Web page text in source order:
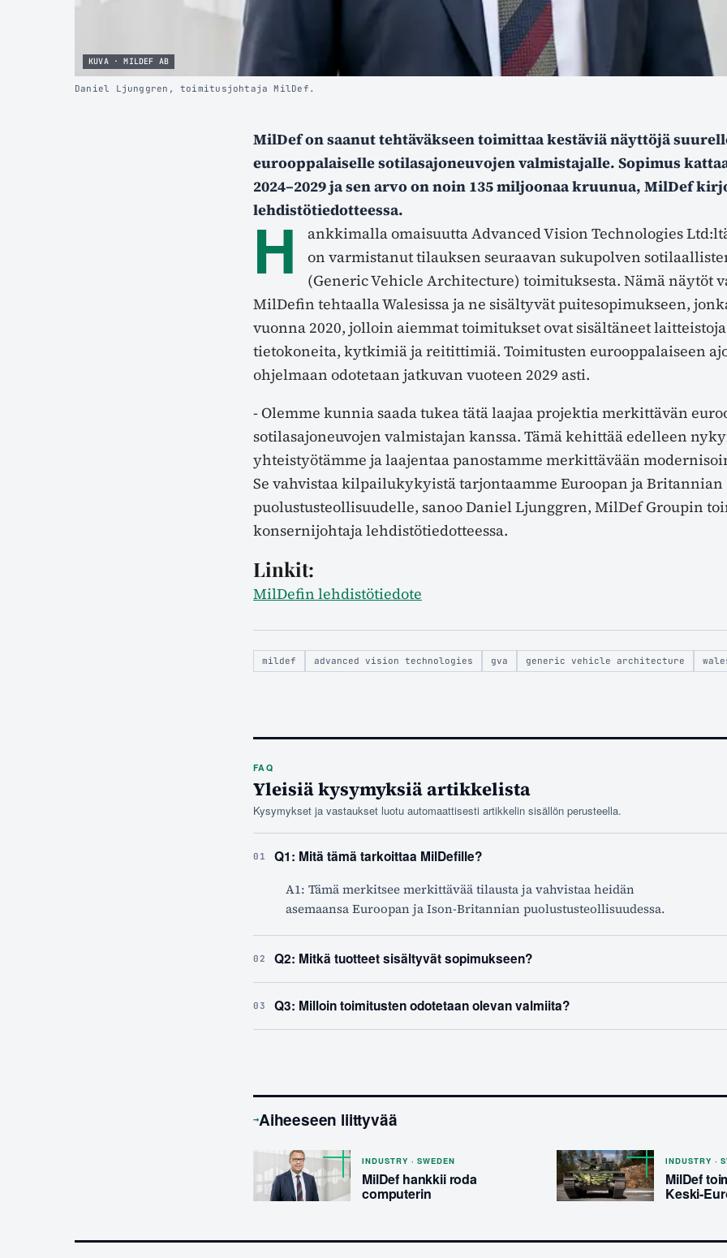
KUVA · MILDEF AB
Daniel Ljunggren, toimitusjohtaja MilDef.
MilDef on saanut tehtäväkseen toimittaa kestäviä näyttöjä
eurooppalaiselle sotilasajoneuvojen valmistajalle. Sopimus
2024–2029 ja sen arvo on noin 135 miljoonaa kruunua, MilDef
lehdistötiedotteessa.
H
ankkimalla omaisuutta Advanced Vision Technologies
on varmistanut tilauksen seuraavan sukupolven
(Generic Vehicle Architecture) toimituksesta. Nämä näytöt
MilDefin tehtaalla Walesissa ja ne sisältyvät puitesopimukseen,
vuonna 2020, jolloin aiemmat toimitukset ovat sisältäneet
tietokoneita, kytkimiä ja reitittimiä. Toimitusten eurooppalaiseen
ohjelmaan odotetaan jatkuvan vuoteen 2029 asti.
- Olemme kunnia saada tukea tätä laajaa projektia merkittävän
sotilasajoneuvojen valmistajan kanssa. Tämä kehittää edelleen
yhteistyötämme ja laajentaa panostamme merkittävään
Se vahvistaa kilpailukykyistä tarjontaamme Euroopan ja Britannian
puolustusteollisuudelle, sanoo Daniel Ljunggren, MilDef Groupin
konsernijohtaja lehdistötiedotteessa.
Linkit:
MilDefin lehdistötiedote
mildef advanced vision technologies gva generic vehicle architecture
FAQ
Yleisiä kysymyksiä artikkelista
Kysymykset ja vastaukset luotu automaattisesti artikkelin sisällön perusteella.
01 Q1: Mitä tämä tarkoittaa MilDefille?
A1: Tämä merkitsee merkittävää tilausta ja vahvistaa heidän
asemaansa Euroopan ja Ison-Britannian puolustusteollisuudessa.
02 Q2: Mitkä tuotteet sisältyvät sopimukseen?
03 Q3: Milloin toimitusten odotetaan olevan valmiita?
→Aiheeseen liittyvää
INDUSTRY · SWEDEN
MilDef hankkii roda
computerin
INDUSTRY ·
MilDef
Keski-